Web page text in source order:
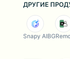
ДРУГИЕ
Snapy AI